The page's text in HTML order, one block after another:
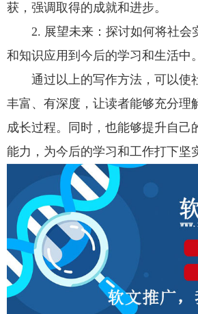
获，强调取得的成就和进步。
2. 展望未来：探讨如何将社会
和知识应用到今后的学习和生活中。
通过以上的写作方法，可以使
丰富、有深度，让读者能够充分理
成长过程。同时，也能够提升自己
能力，为今后的学习和工作打下坚